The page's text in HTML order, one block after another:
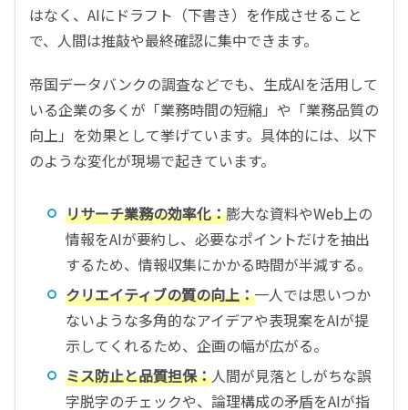
はなく、AIにドラフト（下書き）を作成させること
で、人間は推敲や最終確認に集中できます。
帝国データバンクの調査などでも、生成AIを活用して
いる企業の多くが「業務時間の短縮」や「業務品質の
向上」を効果として挙げています。具体的には、以下
のような変化が現場で起きています。
リサーチ業務の効率化：膨大な資料やWeb上の
情報をAIが要約し、必要なポイントだけを抽出
するため、情報収集にかかる時間が半減する。
クリエイティブの質の向上：一人では思いつか
ないような多角的なアイデアや表現案をAIが提
示してくれるため、企画の幅が広がる。
ミス防止と品質担保：人間が見落としがちな誤
字脱字のチェックや、論理構成の矛盾をAIが指